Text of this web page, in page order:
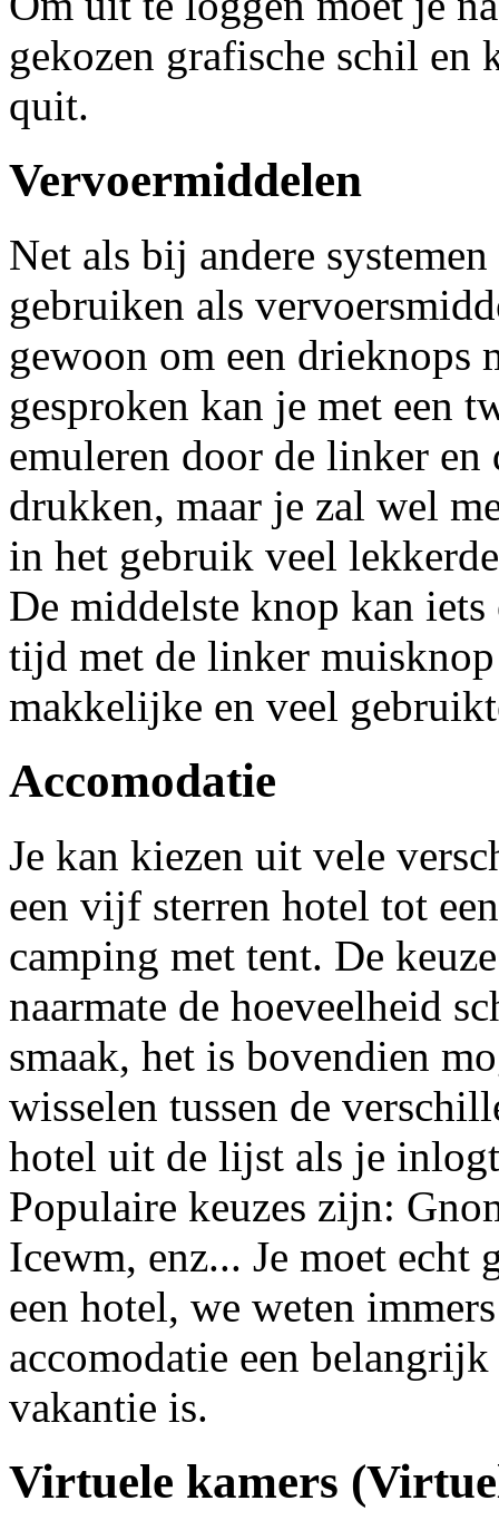
gekozen grafische schil
quit.
Vervoermiddelen
Net als bij andere
gebruiken als
gewoon om een drieknops
gesproken kan je met een
emuleren door de linker
drukken, maar je zal wel
in het gebruik veel
De middelste knop kan
tijd met de linker
makkelijke en veel
Accomodatie
Je kan kiezen uit vele
een vijf sterren hotel tot
camping met tent. De
naarmate de hoeveelheid
smaak, het is bovendien
wisselen tussen de
hotel uit de lijst als je
Populaire keuzes zijn:
Icewm, enz... Je moet echt
een hotel, we weten
accomodatie een
vakantie is.
Virtuele kamers